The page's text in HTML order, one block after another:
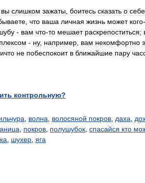
вы слишком зажаты боитесь сказать о себе
что ваша личная жизнь может кого-
- вам что-то мешает раскрепоститься;
- ну, например вам некомфортно
не побеспокоит в ближайшие пару
контрольную?
волна волосяной покров даха
покров полушубок спасайся кто
шухер яга